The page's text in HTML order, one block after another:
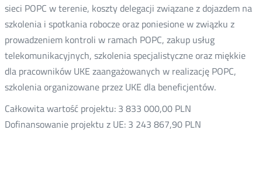
sieci POPC w terenie, koszty delegacji związane z dojazdem na
szkolenia i spotkania robocze oraz poniesione w związku z
prowadzeniem kontroli w ramach POPC, zakup usług
telekomunikacyjnych, szkolenia specjalistyczne oraz miękkie
dla pracowników UKE zaangażowanych w realizację POPC,
szkolenia organizowane przez UKE dla beneficjentów.
Całkowita wartość projektu: 3 833 000,00 PLN
Dofinansowanie projektu z UE: 3 243 867,90 PLN